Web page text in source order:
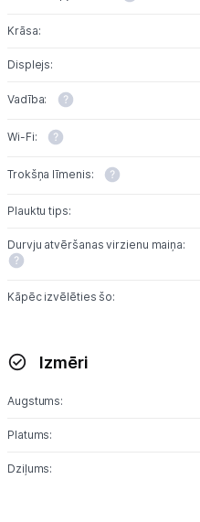
Krāsa:
Displejs:
Vadība:
Wi-Fi:
Trokšņa līmenis:
Plauktu tips:
Durvju atvēršanas virzienu maiņa:
Kāpēc izvēlēties šo:
Izmēri
Augstums:
Platums:
Dziļums: